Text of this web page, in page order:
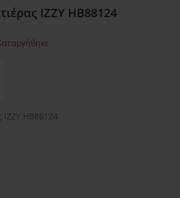
IZZY HB88124
IZZY HB88124